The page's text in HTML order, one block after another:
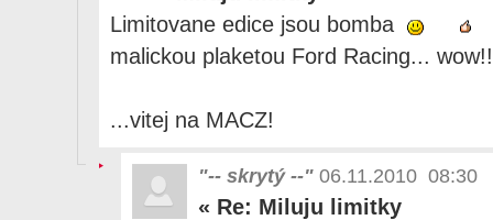
Limitovane edice jsou bomba
malickou plaketou Ford Racing...
...vitej na MACZ!
"-- skrytý --" 06.11.2010 08:30
« Re: Miluju limitky